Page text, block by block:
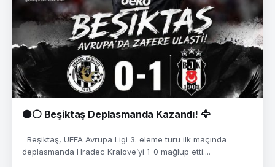
⚫⚪ Beşiktaş Deplasmanda Kazandı! 🦅
Beşiktaş, UEFA Avrupa Ligi 3. eleme turu ilk maçında
deplasmanda Hradec Kralove’yi 1-0 mağlup etti....